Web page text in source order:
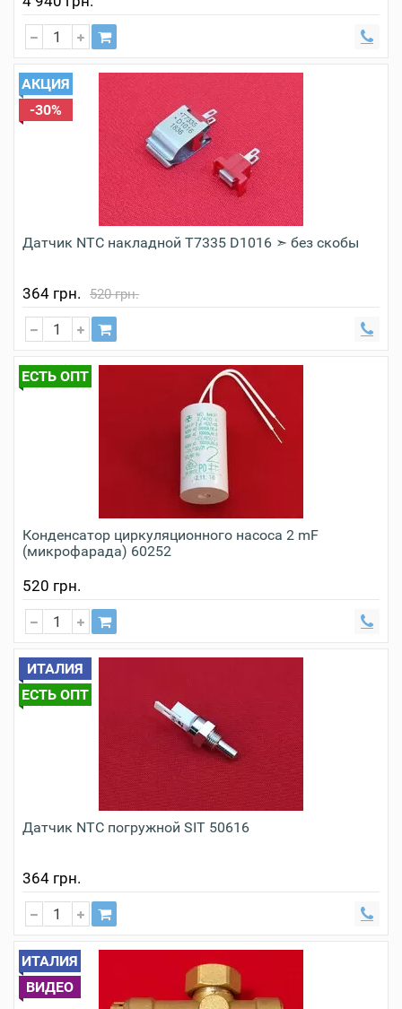
АКЦИЯ
-30%
Датчик NTC накладной T7335 D1016 ➣ без скобы
364 грн. 520 грн.
ЕСТЬ ОПТ
Конденсатор циркуляционного насоса 2 mF
(микрофарада) 60252
520 грн.
ИТАЛИЯ
ЕСТЬ ОПТ
Датчик NTC погружной SIT 50616
364 грн.
ИТАЛИЯ
ВИДЕО